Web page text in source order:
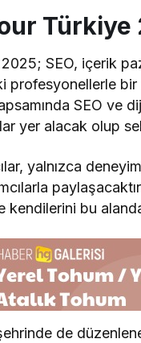
SEO, içerik
profesyonellerle
SEO ve
yer alacak olup
yalnızca
kendilerini bu
de